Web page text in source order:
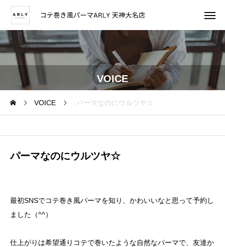
VOICE
VOICE パーマなのにウルツヤ☆
パーマなのにウルツヤ☆
最初SNSでコテ巻き風パーマを知り、かわいいなと思って予約し
ました（^^）
仕上がりは希望通りコテで巻いたような自然なパーマで、友達か